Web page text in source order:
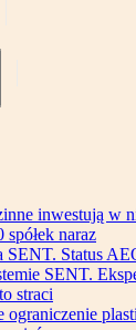
inwestują w
naraz
SENT. Status
SENT.
straci
ograniczenie